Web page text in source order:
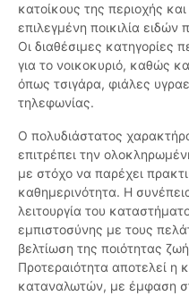
κατοίκους της περιοχής
επιλεγμένη ποικιλία
Οι διαθέσιμες κατηγορίες
για το νοικοκυριό, καθώς
όπως τσιγάρα, φιάλες
τηλεφωνίας.
Ο πολυδιάστατος
επιτρέπει την
με στόχο να παρέχει
καθημερινότητα. Η
λειτουργία του
εμπιστοσύνης με τους
βελτίωση της ποιότητας
Προτεραιότητα αποτελεί
καταναλωτών, με έμφαση